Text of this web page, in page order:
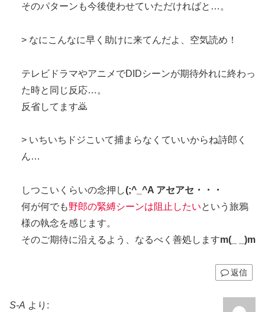
そのパターンも今後使わせていただければと…。
> なにこんなに早く助けに来てんだよ、空気読め！
テレビドラマやアニメでDIDシーンが期待外れに終わっ
た時と同じ反応…。
反省してます🙇
> いちいちドジこいて捕まらなくていいからね詩郎く
ん…
しつこいくらいの念押し(;^_^A アセアセ・・・
何が何でも野郎の緊縛シーンは阻止したいという旅鴉
様の執念を感じます。
そのご期待に沿えるよう、なるべく善処しますm(_ _)m
返信
S-A より: